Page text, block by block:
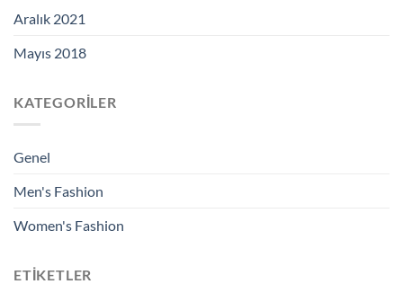
Aralık 2021
Mayıs 2018
KATEGORILER
Genel
Men's Fashion
Women's Fashion
ETIKETLER